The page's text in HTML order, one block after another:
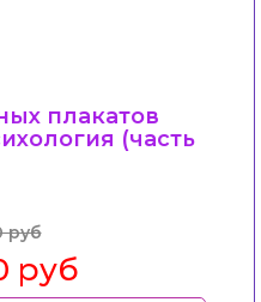
плакатов
(часть
руб
руб